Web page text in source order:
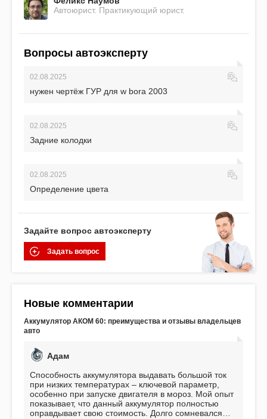
Автоюрист. Практикующий юрист.
Вопросы автоэксперту
02.08.2025
нужен чертёж ГУР для w bora 2003
02.08.2025
Задние колодки
02.08.2025
Определение цвета
Задайте вопрос автоэксперту
Задать вопрос
Новые комментарии
Аккумулятор АКОМ 60: преимущества и отзывы владельцев
авто
Адам
Способность аккумулятора выдавать большой ток
при низких температурах – ключевой параметр,
особенно при запуске двигателя в мороз. Мой опыт
показывает, что данный аккумулятор полностью
оправдывает свою стоимость. Долго сомневался